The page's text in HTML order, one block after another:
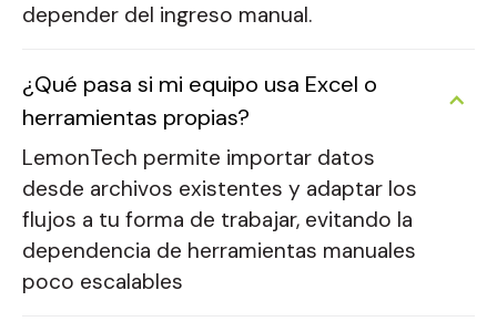
depender del ingreso manual.
¿Qué pasa si mi equipo usa Excel o
herramientas propias?
LemonTech permite importar datos
desde archivos existentes y adaptar los
flujos a tu forma de trabajar, evitando la
dependencia de herramientas manuales
poco escalables